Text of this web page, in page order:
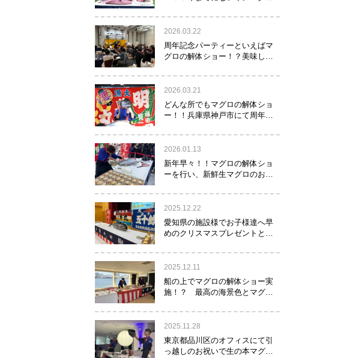
スメ！！
2026.03.22
周年記念パーティーといえばマ
グロの解体ショー！？美味し
2026.03.21
どんな所でもマグロの解体ショ
ー！！兵庫県神戸市にて周年記
て参りました！！
2026.01.13
新年早々！！マグロの解体ショ
ーを行い、新鮮生マグロのお寿
舞い！！！
2025.12.22
愛知県の施設様でお子様達へ早
めのクリスマスプレゼントとし
施！？
2025.12.11
船の上でマグロの解体ショー実
施！？ 最高の海景色とマグロ
2025.11.28
東京都品川区のオフィスにて引
っ越しのお祝いで生の本マグロ